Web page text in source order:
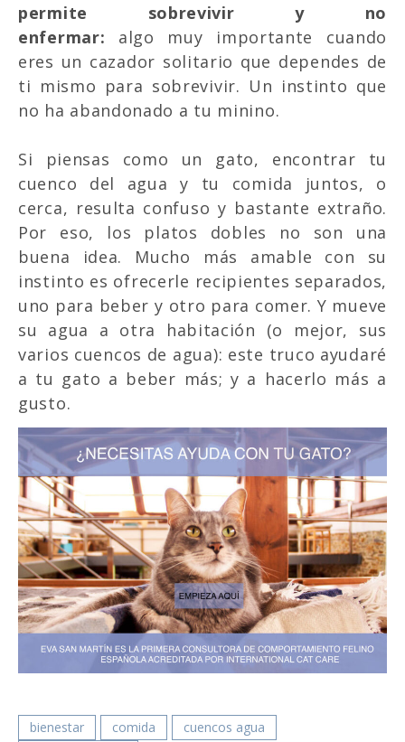
permite sobrevivir y no
enfermar: algo muy importante cuando
eres un cazador solitario que dependes de
ti mismo para sobrevivir. Un instinto que
no ha abandonado a tu minino.
Si piensas como un gato, encontrar tu
cuenco del agua y tu comida juntos, o
cerca, resulta confuso y bastante extraño.
Por eso, los platos dobles no son una
buena idea. Mucho más amable con su
instinto es ofrecerle recipientes separados,
uno para beber y otro para comer. Y mueve
su agua a otra habitación (o mejor, sus
varios cuencos de agua): este truco ayudaré
a tu gato a beber más; y a hacerlo más a
gusto.
bienestar comida cuencos agua